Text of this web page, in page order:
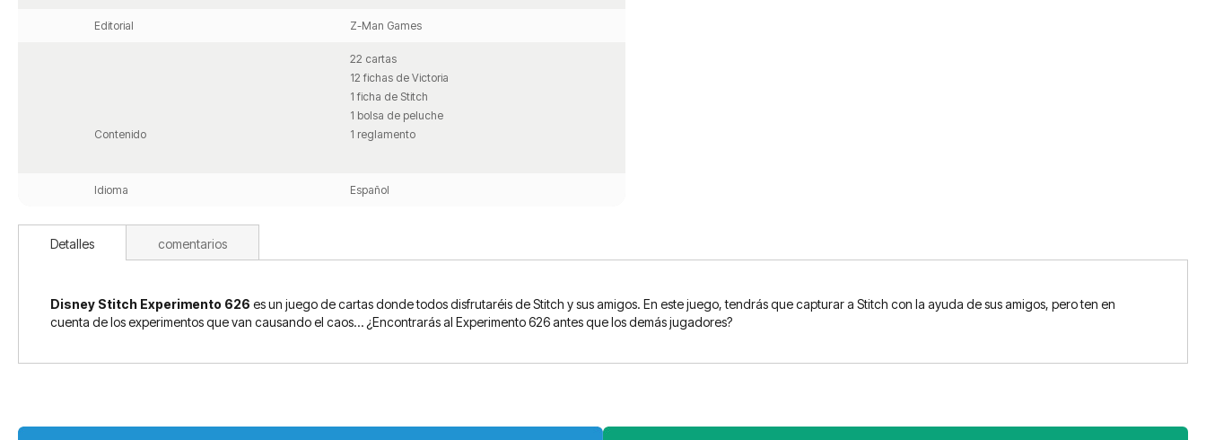
Editorial Z-Man Games
Contenido
22 cartas
12 fichas de Victoria
1 ficha de Stitch
1 bolsa de peluche
1 reglamento
Idioma Español
Detalles
Disney Stitch Experimento 626 es un juego de cartas donde todos disfrutaréis de Stitch y sus amigos. En este juego, tendrás que capturar a Stitch con la ayuda de sus amigos, pero ten en
cuenta de los experimentos que van causando el caos… ¿Encontrarás al Experimento 626 antes que los demás jugadores?
comentarios